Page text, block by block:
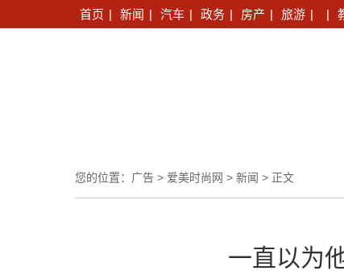
首页 | 新闻 | 汽车 | 政务 | 房产 | 旅游 | |
您的位置： 广告 > 爱美时尚网 > 新闻 > 正文
一直以为